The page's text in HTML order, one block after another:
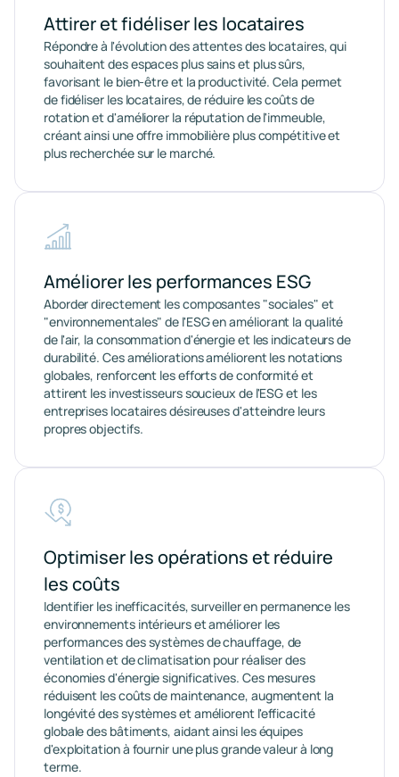
Attirer et fidéliser les locataires
Répondre à l'évolution des attentes des locataires, qui
souhaitent des espaces plus sains et plus sûrs,
favorisant le bien-être et la productivité. Cela permet
de fidéliser les locataires, de réduire les coûts de
rotation et d'améliorer la réputation de l'immeuble,
créant ainsi une offre immobilière plus compétitive et
plus recherchée sur le marché.
Améliorer les performances ESG
Aborder directement les composantes "sociales" et
"environnementales" de l'ESG en améliorant la qualité
de l'air, la consommation d'énergie et les indicateurs de
durabilité. Ces améliorations améliorent les notations
globales, renforcent les efforts de conformité et
attirent les investisseurs soucieux de l'ESG et les
entreprises locataires désireuses d'atteindre leurs
propres objectifs.
Optimiser les opérations et réduire
les coûts
Identifier les inefficacités, surveiller en permanence les
environnements intérieurs et améliorer les
performances des systèmes de chauffage, de
ventilation et de climatisation pour réaliser des
économies d'énergie significatives. Ces mesures
réduisent les coûts de maintenance, augmentent la
longévité des systèmes et améliorent l'efficacité
globale des bâtiments, aidant ainsi les équipes
d'exploitation à fournir une plus grande valeur à long
terme.